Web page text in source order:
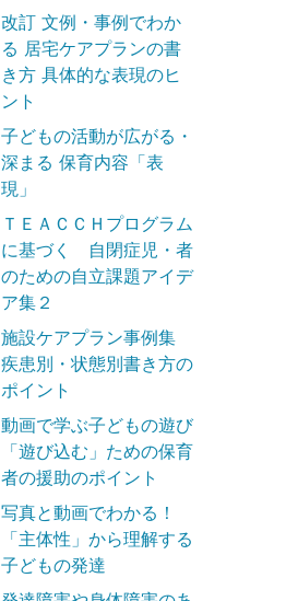
改訂 文例・事例でわか
る 居宅ケアプランの書
き方 具体的な表現のヒ
ント
子どもの活動が広がる・
深まる 保育内容「表
現」
ＴＥＡＣＣＨプログラム
に基づく 自閉症児・者
のための自立課題アイデ
ア集２
施設ケアプラン事例集
疾患別・状態別書き方の
ポイント
動画で学ぶ子どもの遊び
「遊び込む」ための保育
者の援助のポイント
写真と動画でわかる！
「主体性」から理解する
子どもの発達